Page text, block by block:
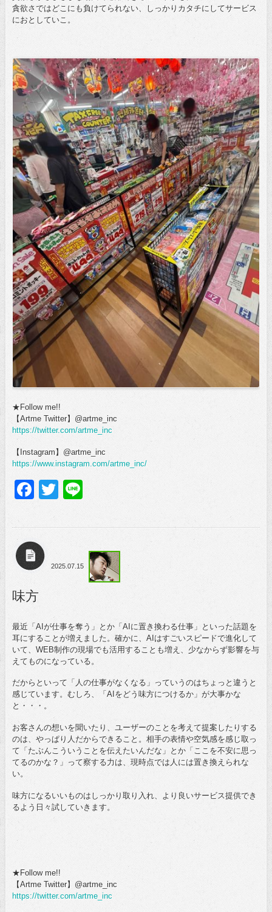
貪欲さではどこにも負けてられない、しっかりカタチにしてサービス
におとしていこ。
★Follow me!!
【Artme Twitter】@artme_inc
https://twitter.com/artme_inc
【Instagram】@artme_inc
https://www.instagram.com/artme_inc/
Facebook
Twitter
2025.07.15
味方
最近「AIが仕事を奪う」とか「AIに置き換わる仕事」といった話題を
耳にすることが増えました。確かに、AIはすごいスピードで進化して
いて、WEB制作の現場でも活用することも増え、少なからず影響を与
えてものになっている。
だからといって「人の仕事がなくなる」っていうのはちょっと違うと
感じています。むしろ、「AIをどう味方につけるか」が大事かな
と・・・。
お客さんの想いを聞いたり、ユーザーのことを考えて提案したりする
のは、やっぱり人だからできること。相手の表情や空気感を感じ取っ
て「たぶんこういうことを伝えたいんだな」とか「ここを不安に思っ
てるのかな？」って察する力は、現時点では人には置き換えられな
い。
味方になるいいものはしっかり取り入れ、より良いサービス提供でき
るよう日々試していきます。
★Follow me!!
【Artme Twitter】@artme_inc
https://twitter.com/artme_inc